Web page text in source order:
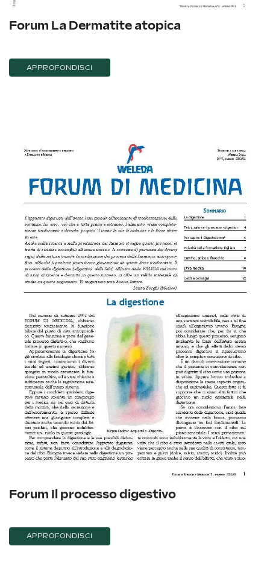
Forum La Dermatite atopica
APPROFONDISCI
Forum Il processo digestivo
APPROFONDISCI